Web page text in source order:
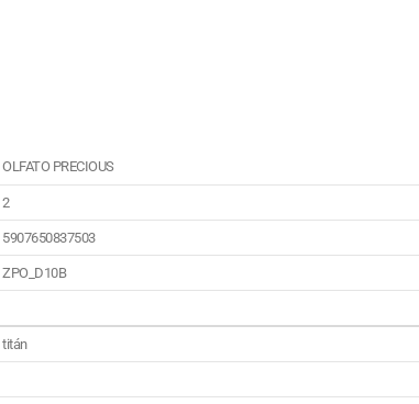
OLFATO PRECIOUS
2
5907650837503
ZPO_D10B
titán